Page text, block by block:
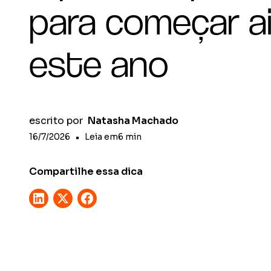
para começar
este ano
escrito por Natasha Machado
16/7/2026 • Leia em6 min
Compartilhe essa dica